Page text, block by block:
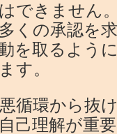
できません
くの承認を
を取るよう
す。
循環から抜
己理解が重